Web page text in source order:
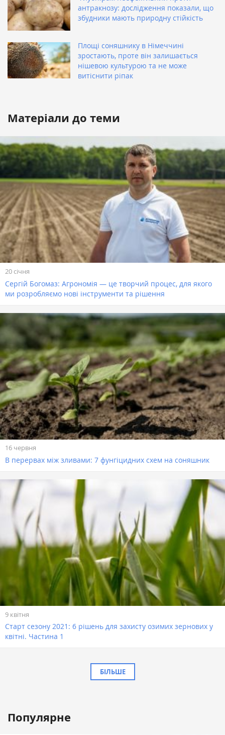
антракнозу: дослідження показали, що
збудники мають природну стійкість
Площі соняшнику в Німеччині
зростають, проте він залишається
нішевою культурою та не може
витіснити ріпак
Матеріали до теми
20 січня
Сергій Богомаз: Агрономія — це творчий процес, для якого
ми розробляємо нові інструменти та рішення
16 червня
В перервах між зливами: 7 фунгіцидних схем на соняшник
9 квітня
Старт сезону 2021: 6 рішень для захисту озимих зернових у
квітні. Частина 1
БІЛЬШЕ
Популярне